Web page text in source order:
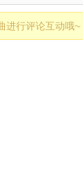
进行评论互动哦~